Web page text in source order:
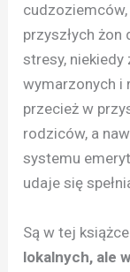
przyszłych
stresy, niekiedy
wymarzonych i
przecież w
rodziców, a
systemu
udaje się
Są w tej książce
lokalnych, ale